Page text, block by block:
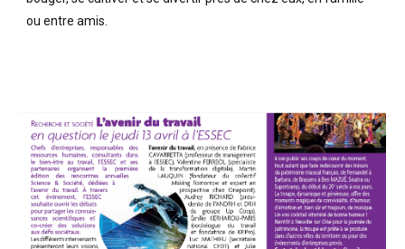
ou entre amis.